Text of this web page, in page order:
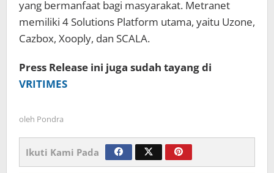
yang bermanfaat bagi masyarakat. Metranet
memiliki 4 Solutions Platform utama, yaitu Uzone,
Cazbox, Xooply, dan SCALA.
Press Release ini juga sudah tayang di
VRITIMES
oleh Pondra
Ikuti Kami Pada